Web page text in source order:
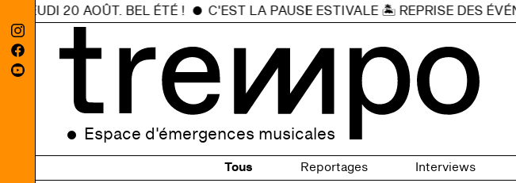
JEUDI 20 AOÛT. BEL ÉTÉ ! C'EST LA PAUSE ESTIVALE 🏝️ REPRISE DES
Espace d'émergences musicales
Tous Reportages Interviews